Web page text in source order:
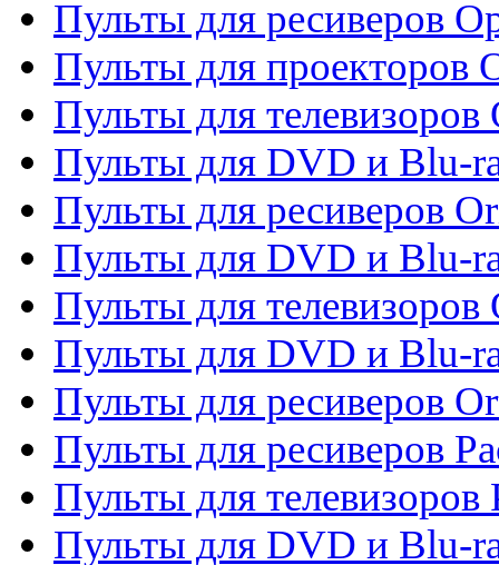
Пульты для ресиверов
Пульты для проекторов
Пульты для телевизоров
Пульты для DVD и Blu-
Пульты для ресиверов
Пульты для DVD и Blu-
Пульты для телевизоров
Пульты для DVD и Blu-
Пульты для ресиверов
Пульты для ресиверов
Пульты для телевизоров
Пульты для DVD и Blu-